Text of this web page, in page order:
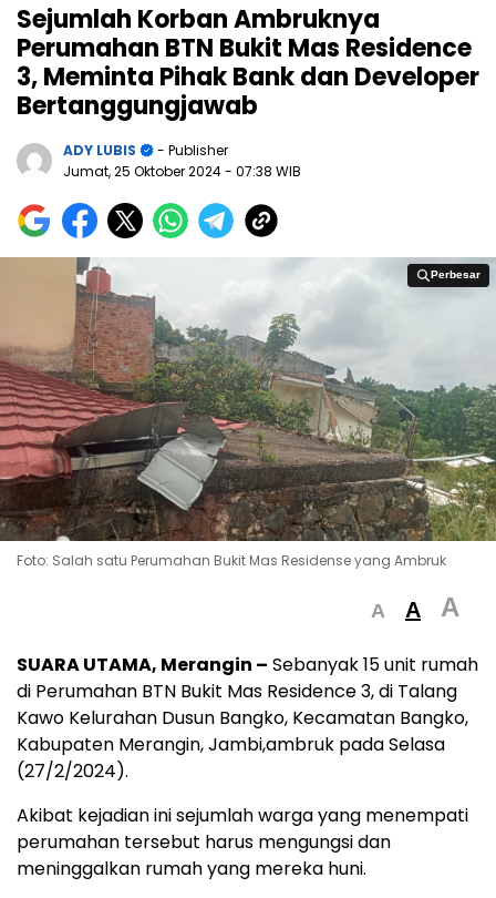
Sejumlah Korban Ambruknya
Perumahan BTN Bukit Mas Residence
3, Meminta Pihak Bank dan Developer
Bertanggungjawab
ADY LUBIS
- Publisher
Jumat, 25 Oktober 2024- 07:38 WIB
Perbesar
Perbesar
Foto: Salah satu Perumahan Bukit Mas Residense yang Ambruk
A A A
SUARA UTAMA, Merangin – Sebanyak 15 unit rumah
di Perumahan BTN Bukit Mas Residence 3, di Talang
Kawo Kelurahan Dusun Bangko, Kecamatan Bangko,
Kabupaten Merangin, Jambi,ambruk pada Selasa
(27/2/2024).
Akibat kejadian ini sejumlah warga yang menempati
perumahan tersebut harus mengungsi dan
meninggalkan rumah yang mereka huni.